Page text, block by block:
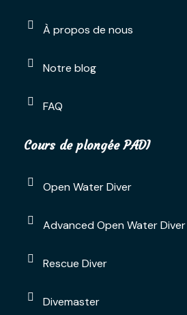
À propos de nous
Notre blog
FAQ
Cours de plongée PADI
Open Water Diver
Advanced Open Water Diver
Rescue Diver
Divemaster